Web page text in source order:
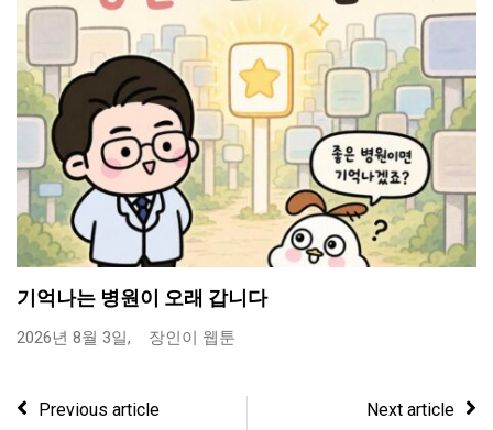
기억나는 병원이 오래 갑니다
2026년 8월 3일, 장인이 웹툰
Previous article Next article